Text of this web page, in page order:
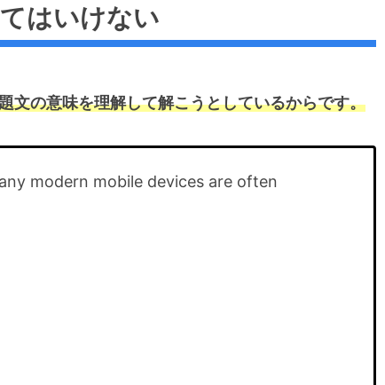
はいけない
文の意味を理解して解こうとしているからです。
modern mobile devices are often